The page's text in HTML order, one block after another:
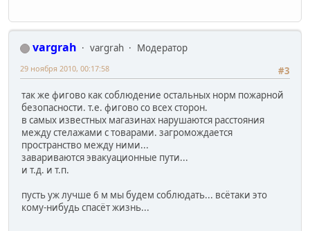
vargrah vargrah
Модератор
#3
29 ноября 2010, 00:17:58
так же фигово как соблюдение остальных норм пожарной
безопасности. т.е. фигово со всех сторон.
в самых известных магазинах нарушаются расстояния
между стелажами с товарами. загромождается
пространство между ними...
завариваются эвакуационные пути...
и т.д. и т.п.
пусть уж лучше 6 м мы будем соблюдать... всётаки это
кому-нибудь спасёт жизнь...